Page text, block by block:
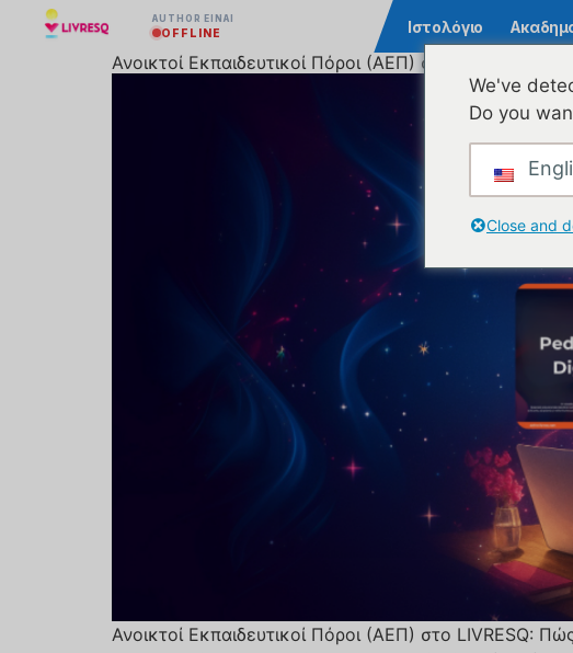
AUTHOR ΕΊΝΑΙ
OFFLINE Κοινότητα Ιστολόγιο
Ανοικτοί Εκπαιδευτικοί Πόροι (ΑΕΠ) στο LIVRESQ:
Ανοικτοί Εκπαιδευτικοί Πόροι (ΑΕΠ) στο LIVRESQ:
We've
Do you
Close and